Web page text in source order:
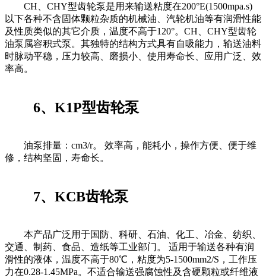
CH、CHY型齿轮泵是用来输送粘度在200°E(1500mpa.s)
以下各种不含固体颗粒杂质的机械油、汽轮机油等有润滑性能
及性质类似的其它介质，温度不高于120°。CH、CHY型齿轮
油泵属容积式泵。其独特的结构方式具有自吸能力，输送油料
时脉动平稳，压力较高、磨损小、使用寿命长、应用广泛、效
率高。
6、K1P型齿轮泵
油泵排量：cm3/r。 效率高，能耗小，操作方便、便于维
修，结构坚固，寿命长。
7、KCB齿轮泵
本产品广泛用于国防、科研、石油、化工、冶金、纺织、
交通、制药、食品、造纸等工业部门。 适用于输送各种有润
滑性的液体，温度不高于80℃，粘度为5-1500mm2/S，工作压
力在0.28-1.45MPa。不适合输送强腐蚀性及含硬颗粒或纤维液